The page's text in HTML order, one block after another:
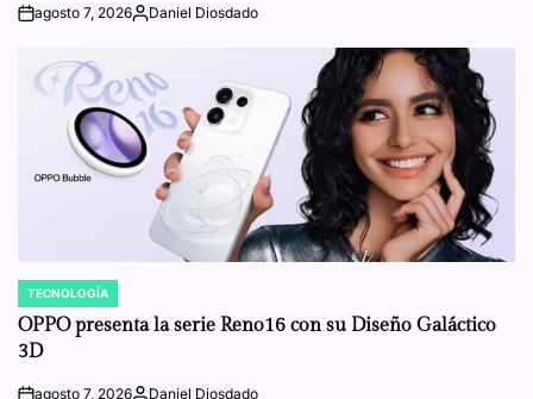
onagosto 7, 2026Posted
Daniel Diosdado
POSTED
IN
TECNOLOGÍA
OPPO presenta la serie Reno16 con su Diseño Galáctico
3D
agosto 7, 2026 Daniel Diosdado